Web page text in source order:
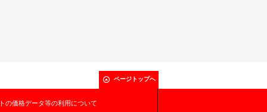
ページトップへ
の価格データ等の利用について